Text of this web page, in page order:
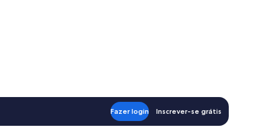
Fazer login Inscrever-se grátis